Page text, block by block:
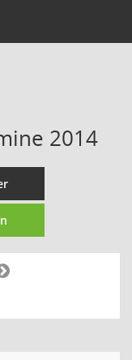
2014